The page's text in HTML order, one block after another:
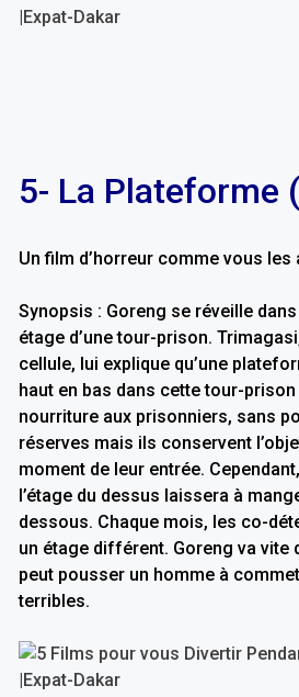
5- La Plateforme
Un film d’horreur comme vous les
Synopsis : Goreng se réveille
étage d’une tour-prison.
cellule, lui explique qu’une
haut en bas dans cette tour-
nourriture aux prisonniers, sans
réserves mais ils conservent
moment de leur entrée.
l’étage du dessus laissera à
dessous. Chaque mois, les co-
un étage différent. Goreng va vite
peut pousser un homme à
terribles.